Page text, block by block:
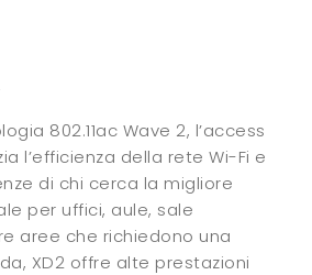
802.11ac Wave 2, l’access
l’efficienza della rete Wi-Fi e
di chi cerca la migliore
per uffici, aule, sale
aree che richiedono una
XD2 offre alte prestazioni